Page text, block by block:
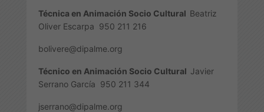
Técnica en Animación Socio Cultural Beatriz
Oliver Escarpa 950 211 216
bolivere@dipalme.org
Técnico en Animación Socio Cultural Javier
Serrano García 950 211 344
jserrano@dipalme.org